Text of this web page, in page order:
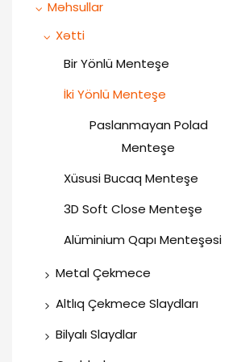
Məhsullar
Xətti
Bir Yönlü Menteşe
İki Yönlü Menteşe
Paslanmayan Polad
Menteşe
Xüsusi Bucaq Menteşe
3D Soft Close Menteşe
Alüminium Qapı Menteşəsi
Metal Çekmece
İncə Çekmece Qutusu
Metal Çekmece Qutusu
Altlıq Çekmece Slaydları
Sinxronlaşdırılmış Söndürmə
Bilyalı Slaydlar